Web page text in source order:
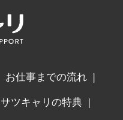
お仕事までの流れ
サツキャリの特典